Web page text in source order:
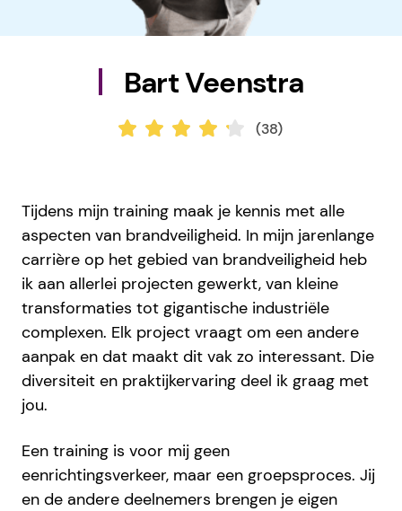
Bart Veenstra
(38)
Tijdens mijn training maak je kennis met alle
aspecten van brandveiligheid. In mijn jarenlange
carrière op het gebied van brandveiligheid heb
ik aan allerlei projecten gewerkt, van kleine
transformaties tot gigantische industriële
complexen. Elk project vraagt om een andere
aanpak en dat maakt dit vak zo interessant. Die
diversiteit en praktijkervaring deel ik graag met
jou.
Een training is voor mij geen
eenrichtingsverkeer, maar een groepsproces. Jij
en de andere deelnemers brengen je eigen